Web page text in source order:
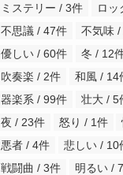
ミステリー / 3件
ロッ
不思議 / 47件
不気味 /
優しい / 60件
冬 / 12
吹奏楽 / 2件
和風 / 14
器楽系 / 99件
壮大 / 5
夜 / 23件
怒り / 1件
悪者 / 4件
悲しい / 10
戦闘曲 / 3件
明るい /